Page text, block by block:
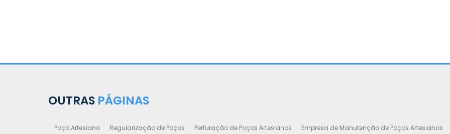
OUTRAS PÁGINAS
Poço Artesiano Regularização de Poços Perfuração de Poços Artesianos Empresa de Manutenção de Poços Artesianos